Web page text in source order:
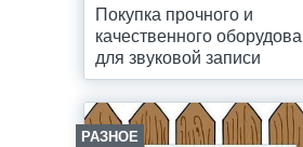
Покупка прочного и
качественного
для звуковой записи
РАЗНОЕ